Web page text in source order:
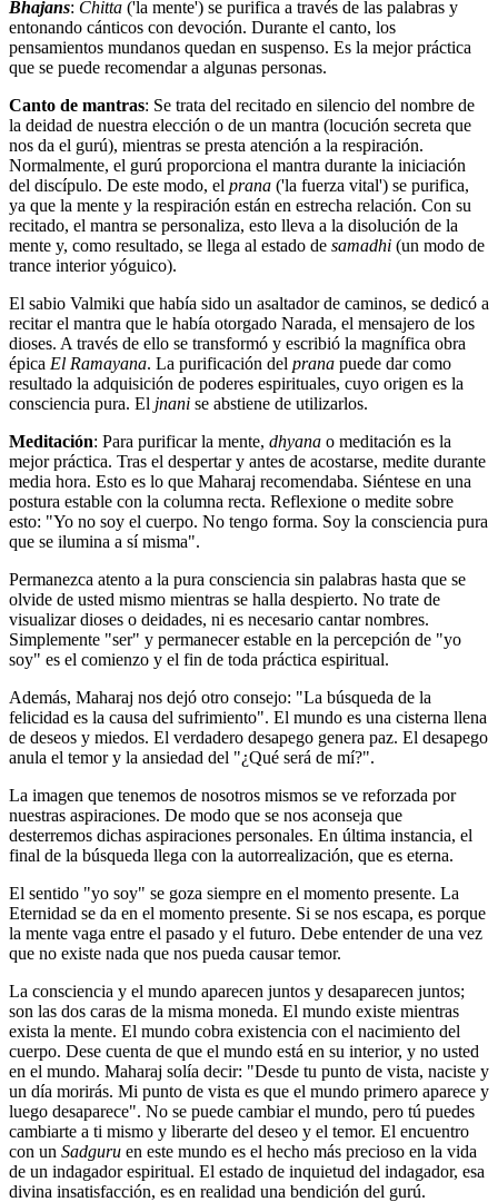
Bhajans: Chitta ('la mente') se purifica a través de las palabras y
entonando cánticos con devoción. Durante el canto, los
pensamientos mundanos quedan en suspenso. Es la mejor práctica
que se puede recomendar a algunas personas.
Canto de mantras: Se trata del recitado en silencio del nombre de
la deidad de nuestra elección o de un mantra (locución secreta que
nos da el gurú), mientras se presta atención a la respiración.
Normalmente, el gurú proporciona el mantra durante la iniciación
del discípulo. De este modo, el prana ('la fuerza vital') se purifica,
ya que la mente y la respiración están en estrecha relación. Con su
recitado, el mantra se personaliza, esto lleva a la disolución de la
mente y, como resultado, se llega al estado de samadhi (un modo de
trance interior yóguico).
El sabio Valmiki que había sido un asaltador de caminos, se dedicó a
recitar el mantra que le había otorgado Narada, el mensajero de los
dioses. A través de ello se transformó y escribió la magnífica obra
épica El Ramayana. La purificación del prana puede dar como
resultado la adquisición de poderes espirituales, cuyo origen es la
consciencia pura. El jnani se abstiene de utilizarlos.
Meditación: Para purificar la mente, dhyana o meditación es la
mejor práctica. Tras el despertar y antes de acostarse, medite durante
media hora. Esto es lo que Maharaj recomendaba. Siéntese en una
postura estable con la columna recta. Reflexione o medite sobre
esto: "Yo no soy el cuerpo. No tengo forma. Soy la consciencia pura
que se ilumina a sí misma".
Permanezca atento a la pura consciencia sin palabras hasta que se
olvide de usted mismo mientras se halla despierto. No trate de
visualizar dioses o deidades, ni es necesario cantar nombres.
Simplemente "ser" y permanecer estable en la percepción de "yo
soy" es el comienzo y el fin de toda práctica espiritual.
Además, Maharaj nos dejó otro consejo: "La búsqueda de la
felicidad es la causa del sufrimiento". El mundo es una cisterna llena
de deseos y miedos. El verdadero desapego genera paz. El desapego
anula el temor y la ansiedad del "¿Qué será de mí?".
La imagen que tenemos de nosotros mismos se ve reforzada por
nuestras aspiraciones. De modo que se nos aconseja que
desterremos dichas aspiraciones personales. En última instancia, el
final de la búsqueda llega con la autorrealización, que es eterna.
El sentido "yo soy" se goza siempre en el momento presente. La
Eternidad se da en el momento presente. Si se nos escapa, es porque
la mente vaga entre el pasado y el futuro. Debe entender de una vez
que no existe nada que nos pueda causar temor.
La consciencia y el mundo aparecen juntos y desaparecen juntos;
son las dos caras de la misma moneda. El mundo existe mientras
exista la mente. El mundo cobra existencia con el nacimiento del
cuerpo. Dese cuenta de que el mundo está en su interior, y no usted
en el mundo. Maharaj solía decir: "Desde tu punto de vista, naciste y
un día morirás. Mi punto de vista es que el mundo primero aparece y
luego desaparece". No se puede cambiar el mundo, pero tú puedes
cambiarte a ti mismo y liberarte del deseo y el temor. El encuentro
con un Sadguru en este mundo es el hecho más precioso en la vida
de un indagador espiritual. El estado de inquietud del indagador, esa
divina insatisfacción, es en realidad una bendición del gurú.